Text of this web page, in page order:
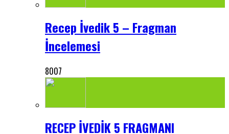
Recep İvedik 5 – Fragman
İncelemesi
8007
RECEP İVEDİK 5 FRAGMANI